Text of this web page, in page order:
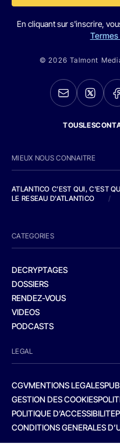
En cliquant sur s'inscrire,
© 2026 Talmont
MIEUX NOUS CONNAITRE
ATLANTICO C'EST QUI, C'EST
LE RESEAU D'ATLANTICO
/
CATEGORIES
DECRYPTAGES
DOSSIERS
RENDEZ-VOUS
VIDEOS
PODCASTS
LEGAL
CGVMENTIONS LEGALES
GESTION DES COOKIES
POLITIQUE D’ACCESSIBILITE
CONDITIONS GENERALES